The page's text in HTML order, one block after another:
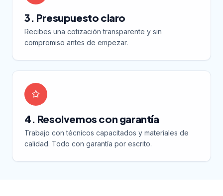
3. Presupuesto claro
Recibes una cotización transparente y sin
compromiso antes de empezar.
4. Resolvemos con garantía
Trabajo con técnicos capacitados y materiales de
calidad. Todo con garantía por escrito.